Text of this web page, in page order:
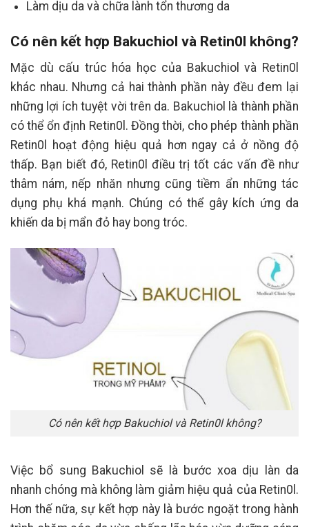
Làm dịu da và chữa lành tổn thương da
Có nên kết hợp Bakuchiol và Retin0l không?
Mặc dù cấu trúc hóa học của Bakuchiol và Retin0l
khác nhau. Nhưng cả hai thành phần này đều đem lại
những lợi ích tuyệt vời trên da. Bakuchiol là thành phần
có thể ổn định Retin0l. Đồng thời, cho phép thành phần
Retin0l hoạt động hiệu quả hơn ngay cả ở nồng độ
thấp. Bạn biết đó, Retin0l điều trị tốt các vấn đề như
thâm nám, nếp nhăn nhưng cũng tiềm ẩn những tác
dụng phụ khá mạnh. Chúng có thể gây kích ứng da
khiến da bị mẩn đỏ hay bong tróc.
Có nên kết hợp Bakuchiol và Retin0l không?
Việc bổ sung Bakuchiol sẽ là bước xoa dịu làn da
nhanh chóng mà không làm giảm hiệu quả của Retin0l.
Hơn thế nữa, sự kết hợp này là bước ngoặt trong hành